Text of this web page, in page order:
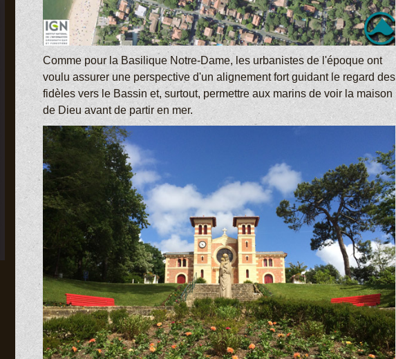
Comme pour la Basilique Notre-Dame, les urbanistes de l'époque ont
voulu assurer une perspective d'un alignement fort guidant le regard des
fidèles vers le Bassin et, surtout, permettre aux marins de voir la maison
de Dieu avant de partir en mer.